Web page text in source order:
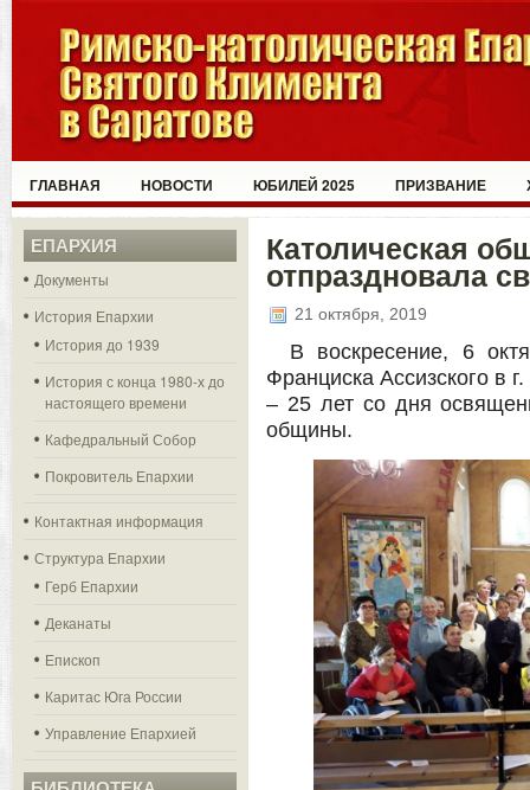
ГЛАВНАЯ НОВОСТИ ЮБИЛЕЙ 2025 ПРИЗВАНИЕ
ЕПАРХИЯ
Документы
История Епархии
История до 1939
История с конца 1980-х до
настоящего времени
Кафедральный Собор
Покровитель Епархии
Контактная информация
Структура Епархии
Герб Епархии
Деканаты
Епископ
Каритас Юга России
Управление Епархией
Католическая
отпраздновала
21 октября, 2019
В воскресение, 6
Франциска Ассизского в
– 25 лет со дня
общины.